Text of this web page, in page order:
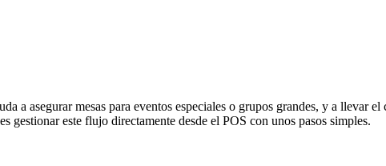
a asegurar mesas para eventos especiales o grupos grandes, y a llevar
este flujo directamente desde el POS con unos pasos simples.